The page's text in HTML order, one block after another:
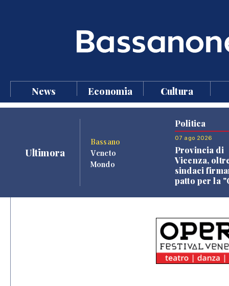
News Economia Cultura
Ultimora
Bassano
Veneto
Mondo
Politica
07 ago 2026
Provincia di
Vicenza,
sindaci
patto per la